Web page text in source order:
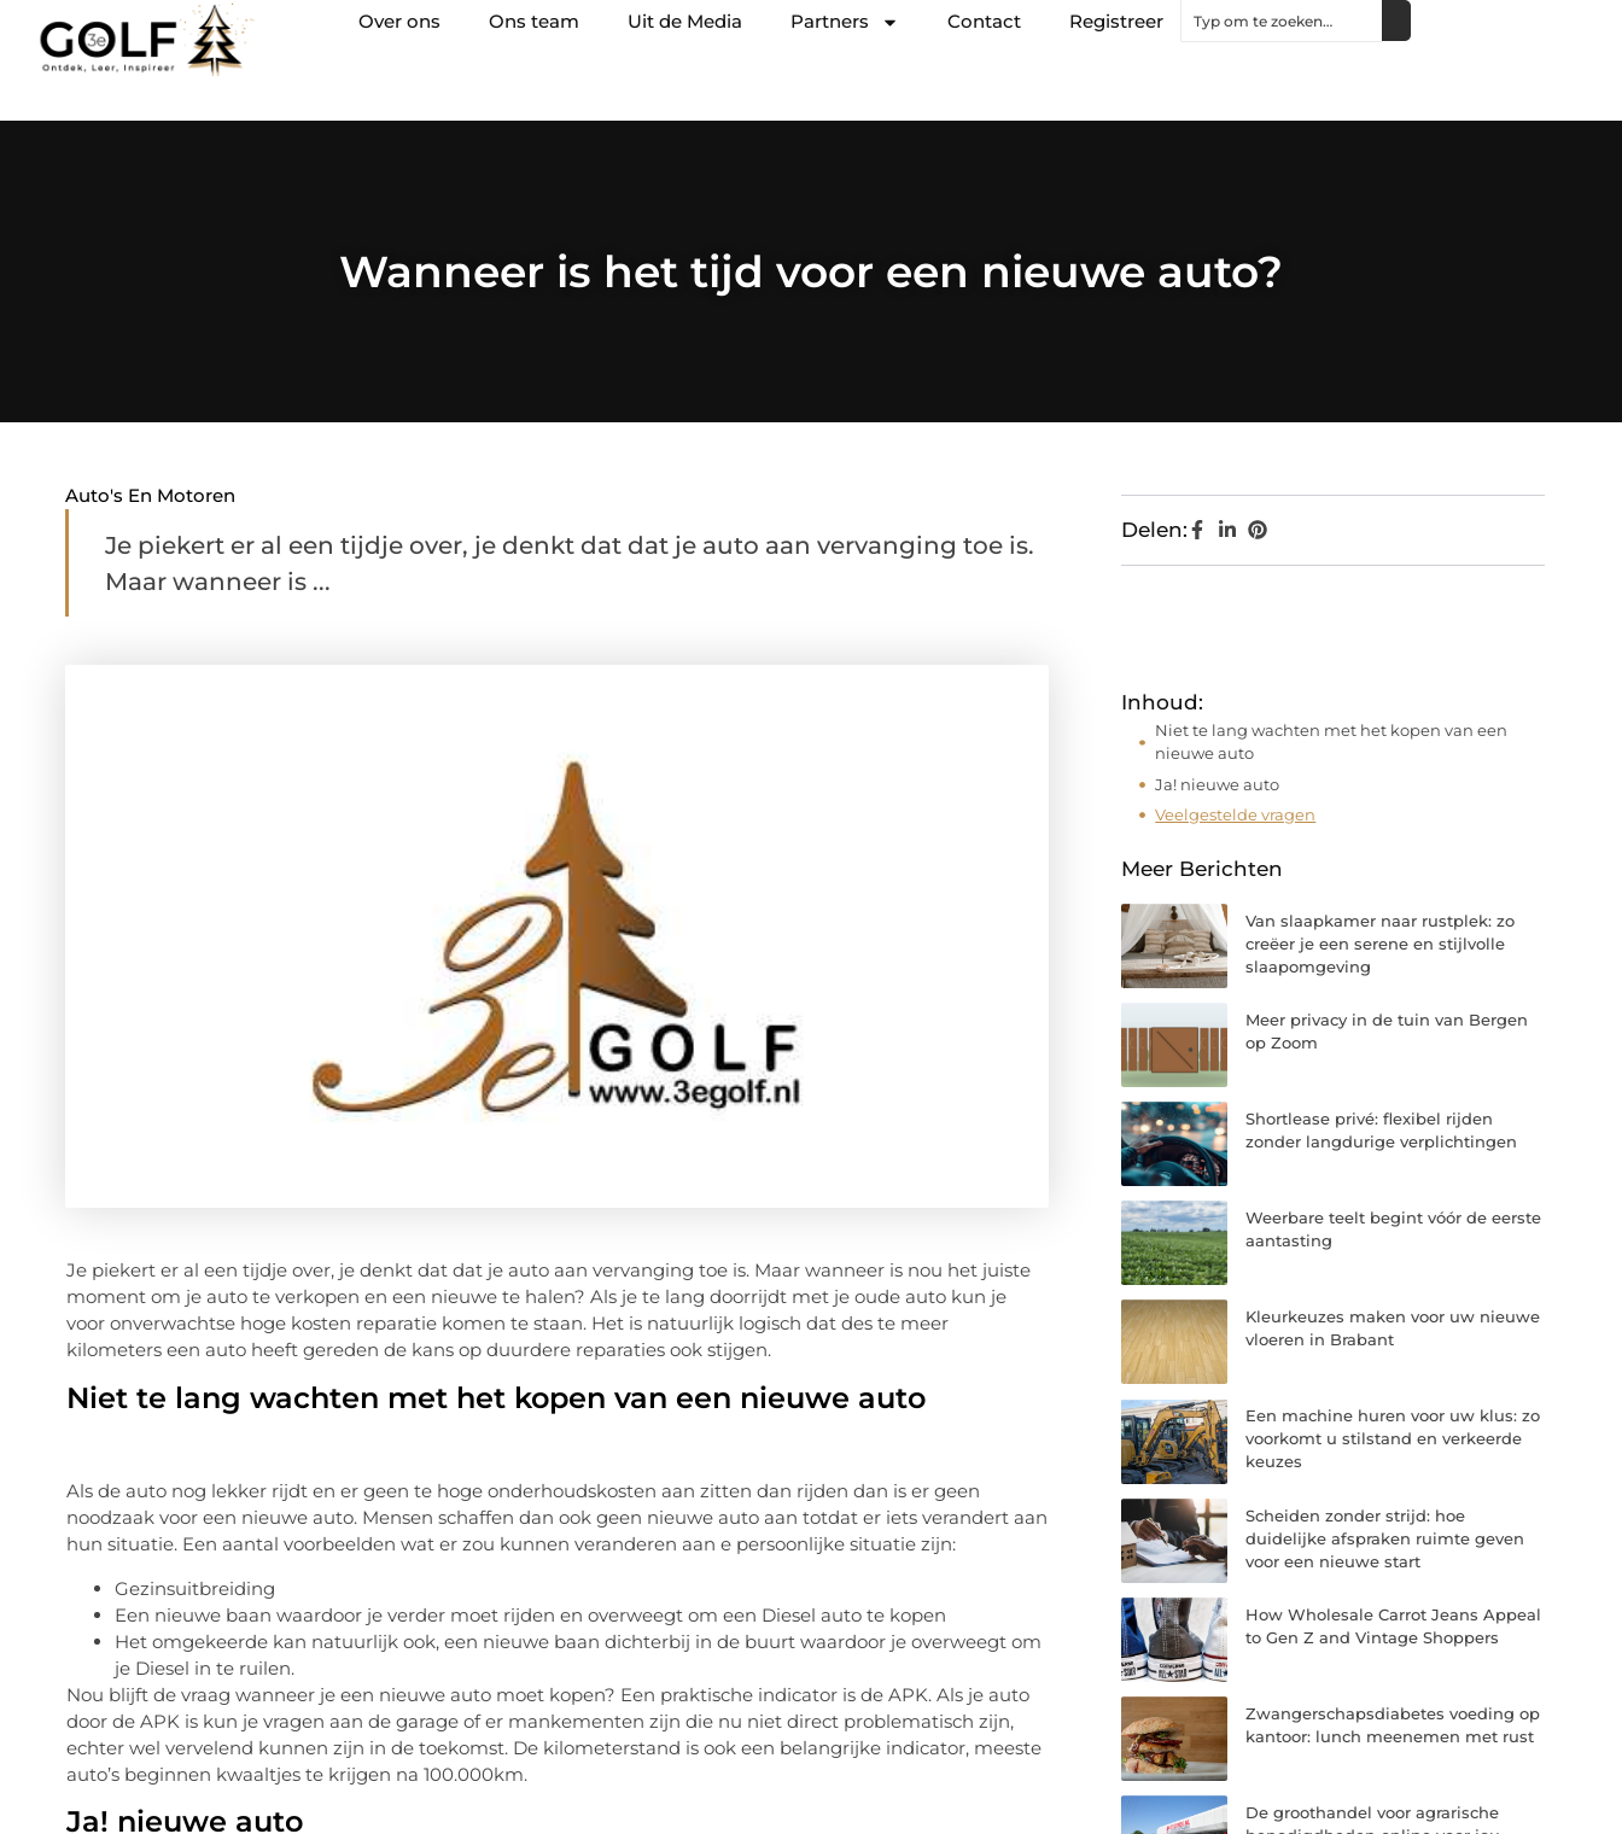
Over ons Ons team Uit de Media Partners Contact Registreer
Wanneer is het tijd voor een nieuwe auto?
Auto's En Motoren
Je piekert er al een tijdje over, je denkt dat dat je auto aan vervanging toe is.
Maar wanneer is ...
Je piekert er al een tijdje over, je denkt dat dat je auto aan vervanging toe is. Maar wanneer is nou het juiste
moment om je auto te verkopen en een nieuwe te halen? Als je te lang doorrijdt met je oude auto kun je
voor onverwachtse hoge kosten reparatie komen te staan. Het is natuurlijk logisch dat des te meer
kilometers een auto heeft gereden de kans op duurdere reparaties ook stijgen.
Niet te lang wachten met het kopen van een nieuwe auto
Als de auto nog lekker rijdt en er geen te hoge onderhoudskosten aan zitten dan rijden dan is er geen
noodzaak voor een nieuwe auto. Mensen schaffen dan ook geen nieuwe auto aan totdat er iets verandert aan
hun situatie. Een aantal voorbeelden wat er zou kunnen veranderen aan e persoonlijke situatie zijn:
Gezinsuitbreiding
Een nieuwe baan waardoor je verder moet rijden en overweegt om een Diesel auto te kopen
Het omgekeerde kan natuurlijk ook, een nieuwe baan dichterbij in de buurt waardoor je overweegt om
je Diesel in te ruilen.
Nou blijft de vraag wanneer je een nieuwe auto moet kopen? Een praktische indicator is de APK. Als je auto
door de APK is kun je vragen aan de garage of er mankementen zijn die nu niet direct problematisch zijn,
echter wel vervelend kunnen zijn in de toekomst. De kilometerstand is ook een belangrijke indicator, meeste
auto’s beginnen kwaaltjes te krijgen na 100.000km.
Ja! nieuwe auto
Delen:
Inhoud:
Niet te lang wachten met het kopen van een
nieuwe auto
Ja! nieuwe auto
Veelgestelde vragen
Meer Berichten
Van slaapkamer naar rustplek: zo
creëer je een serene en stijlvolle
slaapomgeving
Meer privacy in de tuin van Bergen
op Zoom
Shortlease privé: flexibel rijden
zonder langdurige verplichtingen
Weerbare teelt begint vóór de eerste
aantasting
Kleurkeuzes maken voor uw nieuwe
vloeren in Brabant
Een machine huren voor uw klus: zo
voorkomt u stilstand en verkeerde
keuzes
Scheiden zonder strijd: hoe
duidelijke afspraken ruimte geven
voor een nieuwe start
How Wholesale Carrot Jeans Appeal
to Gen Z and Vintage Shoppers
Zwangerschapsdiabetes voeding op
kantoor: lunch meenemen met rust
De groothandel voor agrarische